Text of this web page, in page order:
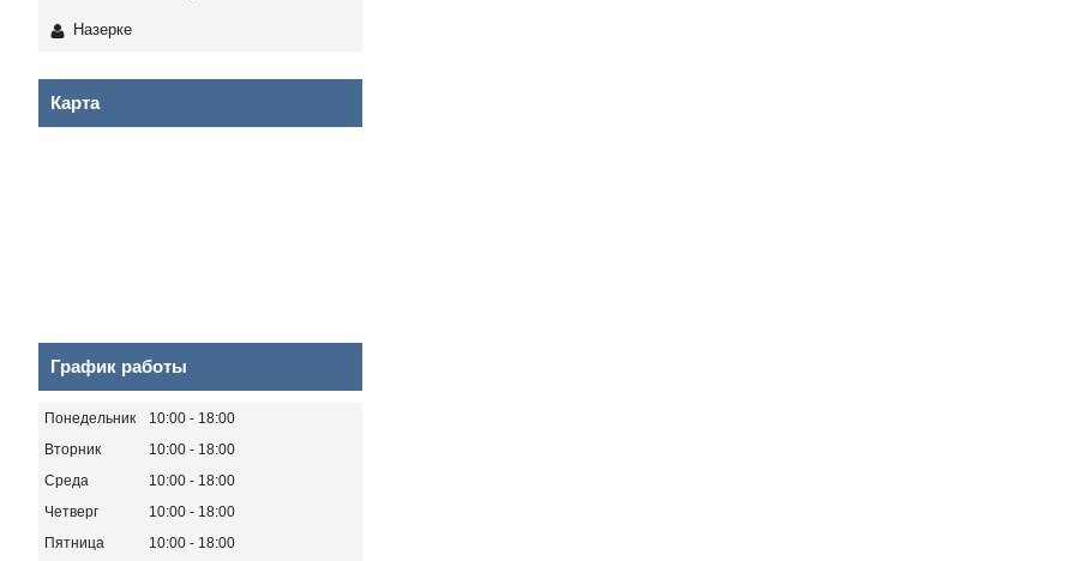
Назерке
Карта
График работы
Понедельник 10:00
18:00
Вторник
10:00
18:00
Среда
10:00
18:00
Четверг
10:00
18:00
Пятница
10:00
18:00